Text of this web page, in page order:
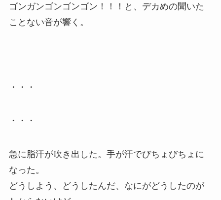
ゴンガンゴンゴンゴン！！！と、デカめの聞いた
ことない音が響く。
・・・
・・・
急に脂汗が吹き出した。手が汗でびちょびちょに
なった。
どうしよう、どうしたんだ、なにがどうしたのが